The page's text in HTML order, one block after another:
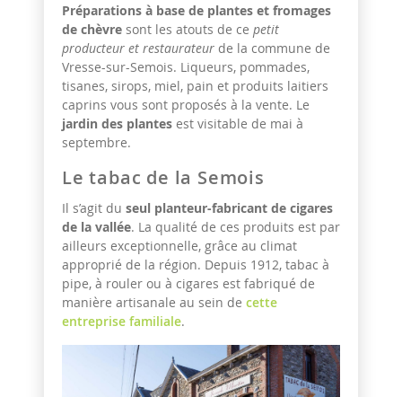
Préparations à base de plantes et fromages
de chèvre sont les atouts de ce petit
producteur et restaurateur de la commune de
Vresse-sur-Semois. Liqueurs, pommades,
tisanes, sirops, miel, pain et produits laitiers
caprins vous sont proposés à la vente. Le
jardin des plantes est visitable de mai à
septembre.
Le tabac de la Semois
Il s’agit du seul planteur-fabricant de cigares
de la vallée. La qualité de ces produits est par
ailleurs exceptionnelle, grâce au climat
approprié de la région. Depuis 1912, tabac à
pipe, à rouler ou à cigares est fabriqué de
manière artisanale au sein de cette
entreprise familiale.